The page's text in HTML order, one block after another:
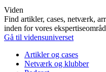
Viden
Find artikler, cases, netværk,
inden for vores
Gå til vidensuniverset
Artikler og cases
Netværk og klubber